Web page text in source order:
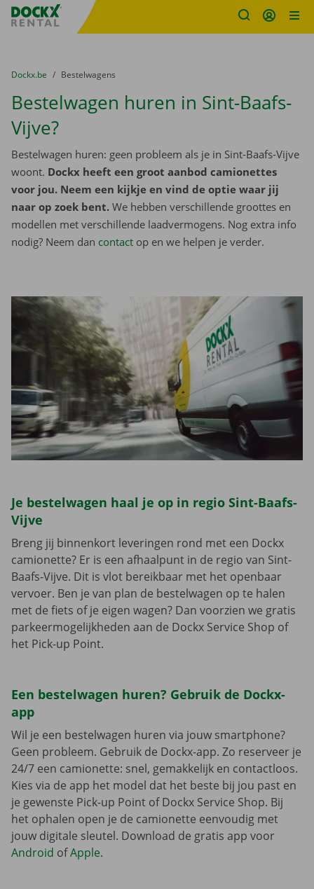
Fratello DEMO
U bevindt zich hier:
van
Dockx.be naar
Bestelwagens
Bestelwagen huren in Sint-Baafs-
Vijve?
Bestelwagen huren: geen probleem als je in Sint-Baafs-Vijve
woont. Dockx heeft een groot aanbod camionettes
voor jou. Neem een kijkje en vind de optie waar jij
naar op zoek bent. We hebben verschillende groottes en
modellen met verschillende laadvermogens. Nog extra info
nodig? Neem dan contact op en we helpen je verder.
Je bestelwagen haal je op in regio Sint-Baafs-
Vijve
Breng jij binnenkort leveringen rond met een Dockx
camionette? Er is een afhaalpunt in de regio van Sint-
Baafs-Vijve. Dit is vlot bereikbaar met het openbaar
vervoer. Ben je van plan de bestelwagen op te halen
met de fiets of je eigen wagen? Dan voorzien we gratis
parkeermogelijkheden aan de Dockx Service Shop of
het Pick-up Point.
Een bestelwagen huren? Gebruik de Dockx-
app
Wil je een bestelwagen huren via jouw smartphone?
Geen probleem. Gebruik de Dockx-app. Zo reserveer je
24/7 een camionette: snel, gemakkelijk en contactloos.
Kies via de app het model dat het beste bij jou past en
je gewenste Pick-up Point of Dockx Service Shop. Bij
het ophalen open je de camionette eenvoudig met
jouw digitale sleutel. Download de gratis app voor
Android ofApple.